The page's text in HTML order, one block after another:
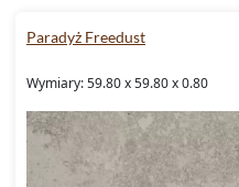
Paradyż Freedust
Wymiary: 59.80 x 59.80 x 0.80